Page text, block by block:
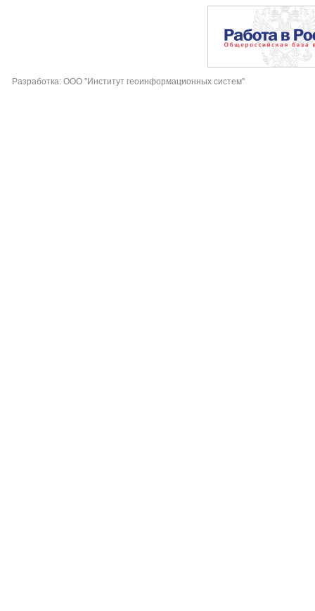
Разработка: ООО "Институт геоинформационных систем"